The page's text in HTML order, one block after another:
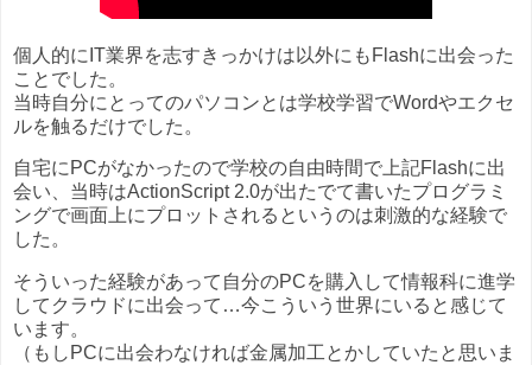
個人的にIT業界を志すきっかけは以外にもFlashに出会った
ことでした。
当時自分にとってのパソコンとは学校学習でWordやエクセ
ルを触るだけでした。
自宅にPCがなかったので学校の自由時間で上記Flashに出
会い、当時はActionScript 2.0が出たでて書いたプログラミ
ングで画面上にプロットされるというのは刺激的な経験で
した。
そういった経験があって自分のPCを購入して情報科に進学
してクラウドに出会って…今こういう世界にいると感じて
います。
（もしPCに出会わなければ金属加工とかしていたと思いま